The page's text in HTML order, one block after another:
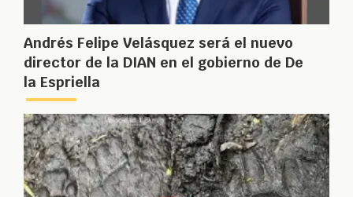
Andrés Felipe Velásquez será el nuevo
director de la DIAN en el gobierno de De
la Espriella